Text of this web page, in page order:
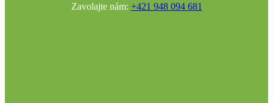
Zavolajte nám: +421 948 094 681